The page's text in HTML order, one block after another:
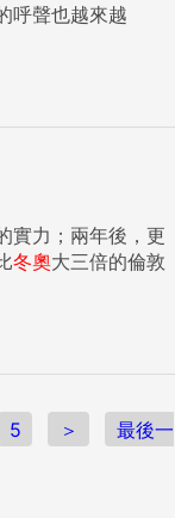
呼聲也越來越
實力；兩年後，更
冬奧大三倍的倫敦
5 ＞
最後一